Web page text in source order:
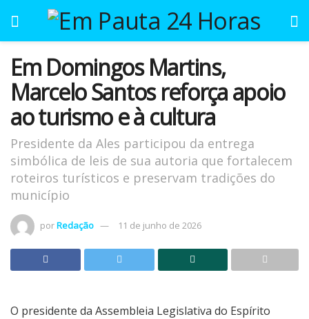
Em Domingos Martins,
Marcelo Santos reforça apoio
ao turismo e à cultura
Presidente da Ales participou da entrega
simbólica de leis de sua autoria que fortalecem
roteiros turísticos e preservam tradições do
município
porRedação 11 de junho de 2026
O presidente da Assembleia Legislativa do Espírito